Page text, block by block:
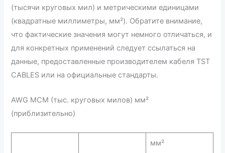
(тысячи круговых мил) и метрическими единицами
(квадратные миллиметры, мм²). Обратите внимание,
что фактические значения могут немного отличаться, и
для конкретных применений следует ссылаться на
данные, предоставленные производителем кабеля TST
CABLES или на официальные стандарты.
AWG MCM (тыс. круговых милов) мм²
(приблизительно)
мм²